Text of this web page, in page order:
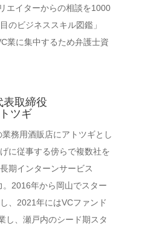
エイターからの相談を1000
のビジネススキル図鑑」
業に集中するため弁護士資
表取締役
ツギ
務用酒販店にアトツギとし
に従事する傍らで複数社を
期インターンサービス
。2016年から岡山でスター
、2021年にはVCファンド
し、瀬戸内のシード期スタ